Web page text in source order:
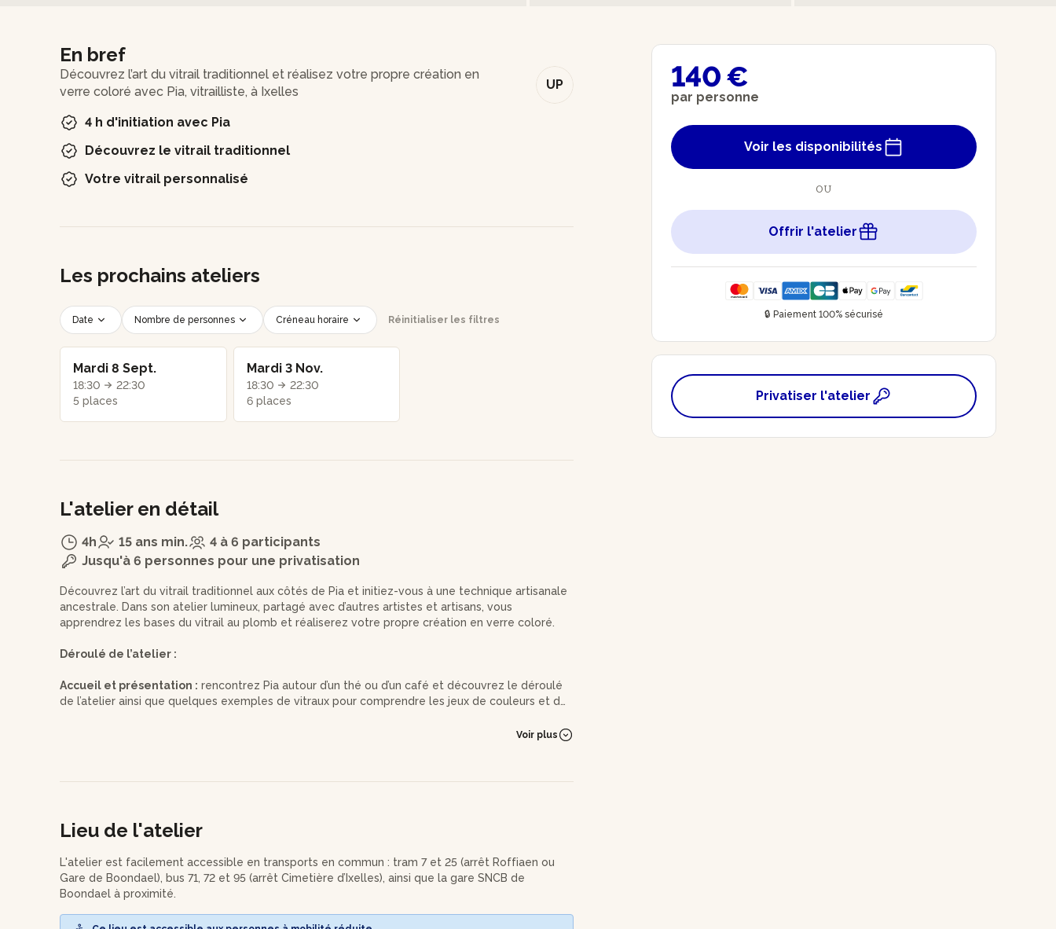
En bref
UP
Découvrez l’art du vitrail traditionnel et réalisez votre propre création en
verre coloré avec Pia, vitrailliste, à Ixelles
4 h d'initiation avec Pia
Découvrez le vitrail traditionnel
Votre vitrail personnalisé
Les prochains ateliers
Date Nombre de personnes Créneau horaire Réinitialiser les filtres
Mardi 8 Sept.
18:30
22:30
5 places
Mardi 3 Nov.
18:30
22:30
6 places
L'atelier en détail
4h 15 ans min.
4 à 6 participants
Jusqu'à 6 personnes pour une privatisation
Découvrez l’art du vitrail traditionnel aux côtés de Pia et initiez-vous à une technique artisanale
ancestrale. Dans son atelier lumineux, partagé avec d’autres artistes et artisans, vous
apprendrez les bases du vitrail au plomb et réaliserez votre propre création en verre coloré.
Déroulé de l’atelier :
Accueil et présentation : rencontrez Pia autour d’un thé ou d’un café et découvrez le déroulé
de l’atelier ainsi que quelques exemples de vitraux pour comprendre les jeux de couleurs et de
du vitrail au plomb et apprenez à structurer votre composition.
Soudure et finitions :
Voir plus
Lieu de l'atelier
L'atelier est facilement accessible en transports en commun : tram 7 et 25 (arrêt Roffiaen ou
Gare de Boondael), bus 71, 72 et 95 (arrêt Cimetière d’Ixelles), ainsi que la gare SNCB de
Boondael à proximité.
140 €
par personne
Voir les disponibilités
OU
Offrir l'atelier
🔒 Paiement 100% sécurisé
Privatiser l'atelier